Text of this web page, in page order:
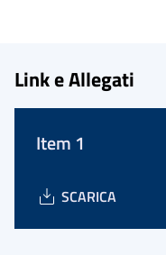
Link e Allegati
Item 1
SCARICA